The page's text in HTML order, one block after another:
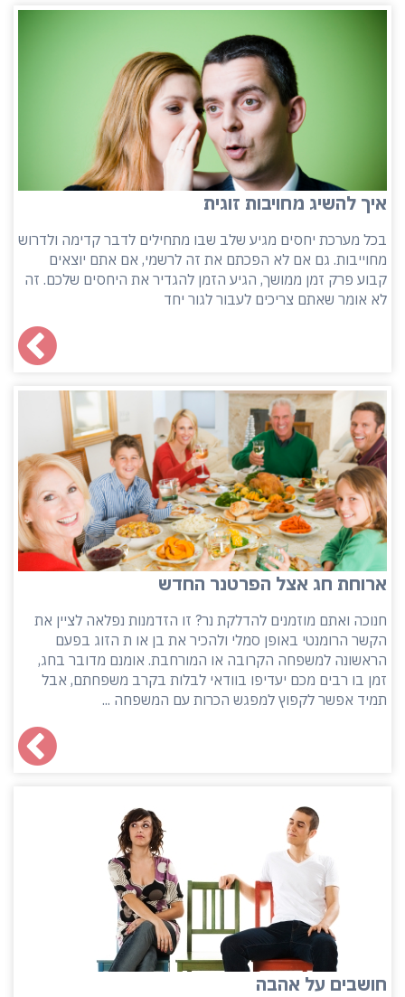
איך להשיג מחויבות זוגית
בכל מערכת יחסים מגיע שלב שבו מתחילים לדבר קדימה ולדרוש
מחוייבות. גם אם לא הפכתם את זה לרשמי, אם אתם יוצאים
קבוע פרק זמן ממושך, הגיע הזמן להגדיר את היחסים שלכם. זה
לא אומר שאתם צריכים לעבור לגור יחד
ארוחת חג אצל הפרטנר החדש
חנוכה ואתם מוזמנים להדלקת נר? זו הזדמנות נפלאה לציין את
הקשר הרומנטי באופן סמלי ולהכיר את בן או ת הזוג בפעם
הראשונה למשפחה הקרובה או המורחבת. אומנם מדובר בחג,
זמן בו רבים מכם יעדיפו בוודאי לבלות בקרב משפחתם, אבל
תמיד אפשר לקפוץ למפגש הכרות עם המשפחה ...
חושבים על אהבה